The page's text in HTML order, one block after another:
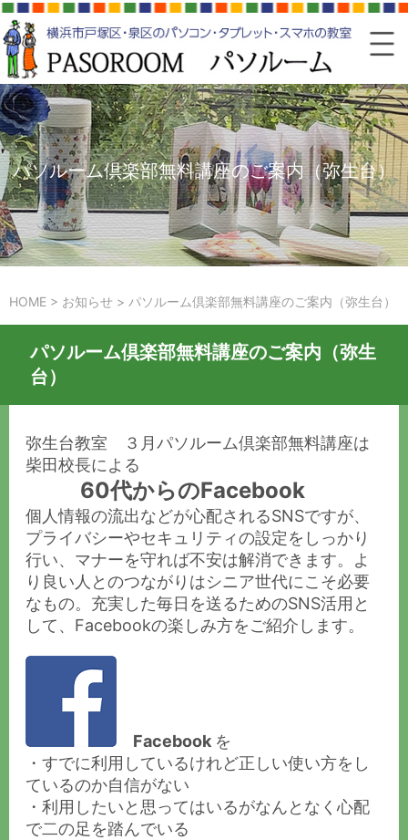
パソルーム倶楽部無料講座のご案内（弥生台）
HOME > お知らせ > パソルーム倶楽部無料講座のご案内（弥生台）
パソルーム倶楽部無料講座のご案内（弥生
台）
弥生台教室 ３月パソルーム倶楽部無料講座は
柴田校長による
60代からのFacebook
個人情報の流出などが心配されるSNSですが、
プライバシーやセキュリティの設定をしっかり
行い、マナーを守れば不安は解消できます。よ
り良い人とのつながりはシニア世代にこそ必要
なもの。充実した毎日を送るためのSNS活用と
して、Facebookの楽しみ方をご紹介します。
Facebook を
・すでに利用しているけれど正しい使い方をし
ているのか自信がない
・利用したいと思ってはいるがなんとなく心配
で二の足を踏んでいる